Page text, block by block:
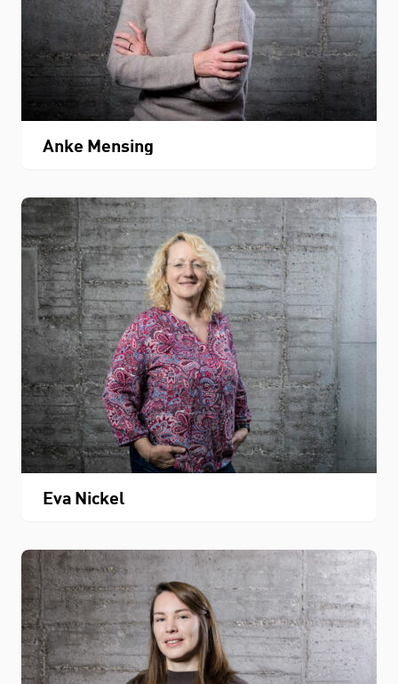
Anke Mensing
Eva Nickel